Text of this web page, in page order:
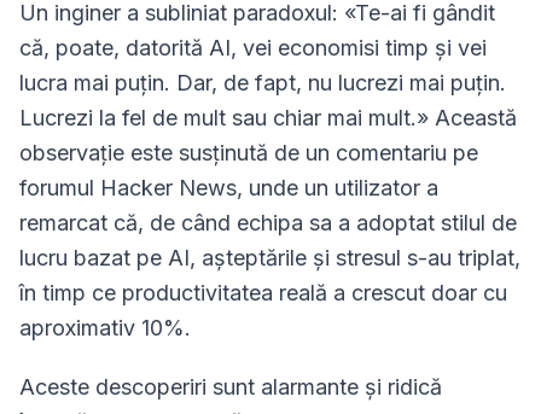
Un inginer a subliniat paradoxul: «Te-ai fi gândit
că, poate, datorită AI, vei economisi timp și vei
lucra mai puțin. Dar, de fapt, nu lucrezi mai puțin.
Lucrezi la fel de mult sau chiar mai mult.» Această
observație este susținută de un comentariu pe
forumul Hacker News, unde un utilizator a
remarcat că, de când echipa sa a adoptat stilul de
lucru bazat pe AI, așteptările și stresul s-au triplat,
în timp ce productivitatea reală a crescut doar cu
aproximativ 10%.
Aceste descoperiri sunt alarmante și ridică